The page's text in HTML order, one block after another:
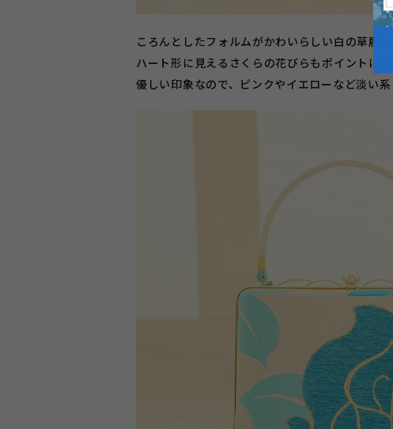
ころんとしたフォルムがかわいらしい白の草履
ハート形に見えるさくらの花びらもポイントに♡
優しい印象なので、ピンクやイエローなど淡い